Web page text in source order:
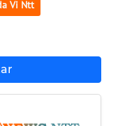
Vi Ntt